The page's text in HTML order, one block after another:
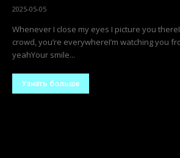
2025-05-05
Whenever I close my eyes I picture you
crowd, you’re everywhereI’m watching you
yeahYour smile...
Узнать больше